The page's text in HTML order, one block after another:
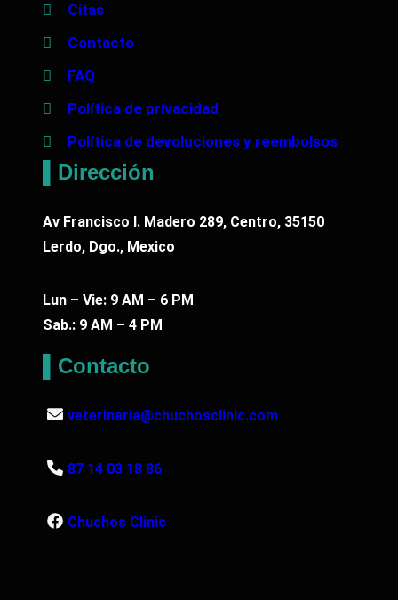
Citas
Contacto
FAQ
Política de privacidad
Política de devoluciones y reembolsos
▌Dirección
Av Francisco I. Madero 289, Centro, 35150
Lerdo, Dgo., Mexico
Lun – Vie: 9 AM – 6 PM
Sab.: 9 AM – 4 PM
▌Contacto
veterinaria@chuchosclinic.com
87 14 03 18 86
Chuchos Clinic